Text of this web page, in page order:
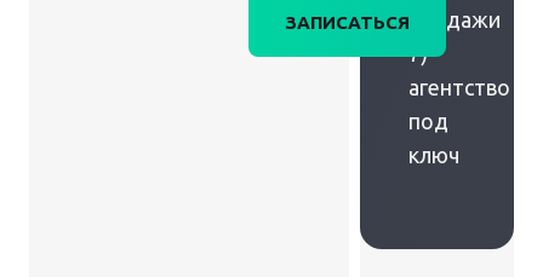
ЗАПИСАТЬСЯпродажи
7)
агентство
под
ключ